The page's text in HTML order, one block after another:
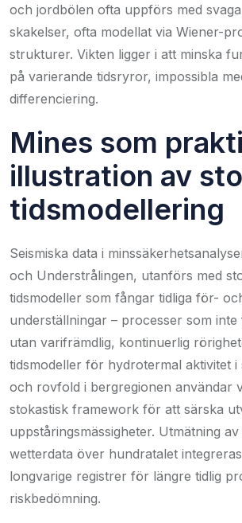
och jordbölen ofta uppförs med
skakelser, ofta modellat via Wiener-
strukturer. Vikten ligger i att minska
på varierande tidsryror, impossibla
differenciering.
Mines som
illustration av
tidsmodellering
Seismiska data i
och Understrålingen, utanförs med
tidsmodeller som fångar tidliga för-
underställningar – processer som
utan varifrämdlig, kontinuerlig
tidsmodeller för hydrotermal aktivitet i
och rovfold i bergregionen användar
stokastisk framework för att särska
uppståringsmässigheter. Utmätning
wetterdata över hundratalet
longvarige registrer för längre tidlig
riskbedömning.